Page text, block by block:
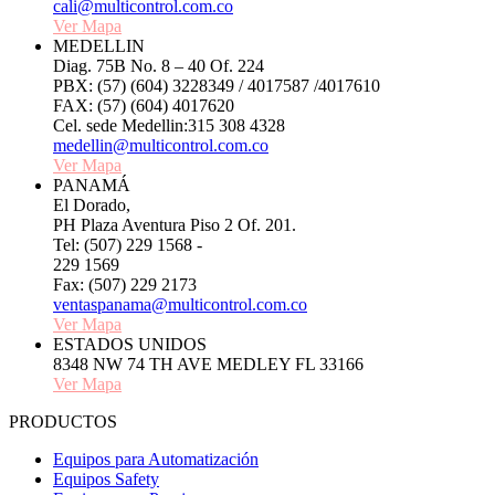
cali@multicontrol.com.co
Ver Mapa
MEDELLIN
Diag. 75B No. 8 – 40 Of. 224
PBX: (57) (604) 3228349 / 4017587 /4017610
FAX: (57) (604) 4017620
Cel. sede Medellin:315 308 4328
medellin@multicontrol.com.co
Ver Mapa
PANAMÁ
El Dorado,
PH Plaza Aventura Piso 2 Of. 201.
Tel: (507) 229 1568 -
229 1569
Fax: (507) 229 2173
ventaspanama@multicontrol.com.co
Ver Mapa
ESTADOS UNIDOS
8348 NW 74 TH AVE MEDLEY FL 33166
Ver Mapa
PRODUCTOS
Equipos para Automatización
Equipos Safety